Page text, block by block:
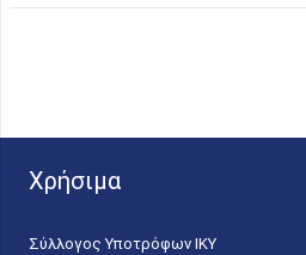
Χρήσιμα
Σύλλογος Υποτρόφων ΙΚΥ